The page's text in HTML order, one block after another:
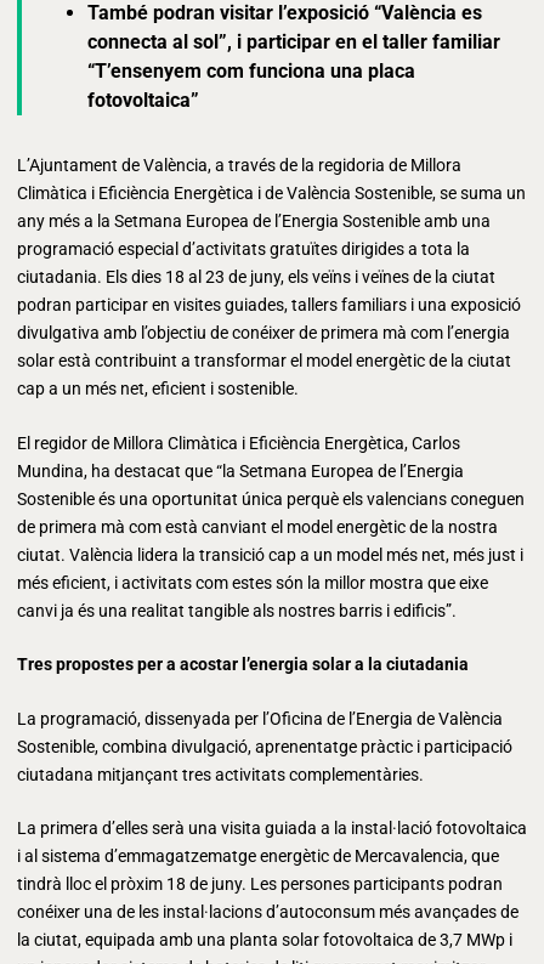
També podran visitar l’exposició “València es
connecta al sol”, i participar en el taller familiar
“T’ensenyem com funciona una placa
fotovoltaica”
L’Ajuntament de València, a través de la regidoria de Millora
Climàtica i Eficiència Energètica i de València Sostenible, se suma un
any més a la Setmana Europea de l’Energia Sostenible amb una
programació especial d’activitats gratuïtes dirigides a tota la
ciutadania. Els dies 18 al 23 de juny, els veïns i veïnes de la ciutat
podran participar en visites guiades, tallers familiars i una exposició
divulgativa amb l’objectiu de conéixer de primera mà com l’energia
solar està contribuint a transformar el model energètic de la ciutat
cap a un més net, eficient i sostenible.
El regidor de Millora Climàtica i Eficiència Energètica, Carlos
Mundina, ha destacat que “la Setmana Europea de l’Energia
Sostenible és una oportunitat única perquè els valencians coneguen
de primera mà com està canviant el model energètic de la nostra
ciutat. València lidera la transició cap a un model més net, més just i
més eficient, i activitats com estes són la millor mostra que eixe
canvi ja és una realitat tangible als nostres barris i edificis”.
Tres propostes per a acostar l’energia solar a la ciutadania
La programació, dissenyada per l’Oficina de l’Energia de València
Sostenible, combina divulgació, aprenentatge pràctic i participació
ciutadana mitjançant tres activitats complementàries.
La primera d’elles serà una visita guiada a la instal·lació fotovoltaica
i al sistema d’emmagatzematge energètic de Mercavalencia, que
tindrà lloc el pròxim 18 de juny. Les persones participants podran
conéixer una de les instal·lacions d’autoconsum més avançades de
la ciutat, equipada amb una planta solar fotovoltaica de 3,7 MWp i